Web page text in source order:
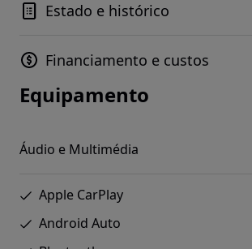
Estado e histórico
Financiamento e custos
Equipamento
Áudio e Multimédia
Apple CarPlay
Android Auto